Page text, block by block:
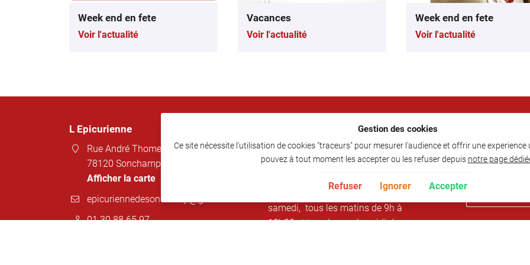
Week end en fete
Voir l'actualité
Vacances
Voir l'actualité
Week end en fete
Voir l'actualité
L Epicurienne
Rue André Thome
78120 Sonchamp
Afficher la carte
01 30 88 65 97
Horaires d'ouverture :
Le restaurant est ouvert pour
déjeuner de 12h à 13h30 du lundi
L'épicerie est ouverte du lundi au
samedi, tous les matins de 9h à
12h30 et tous les après-midi de
Tenez vous
dernières
Gestion des cookies
Ce site nécessite l'utilisation de cookies "traceurs" pour mesurer l'audience et offrir une
pouvez à tout moment les accepter ou les refuser depuis notre page
Refuser Ignorer Accepter